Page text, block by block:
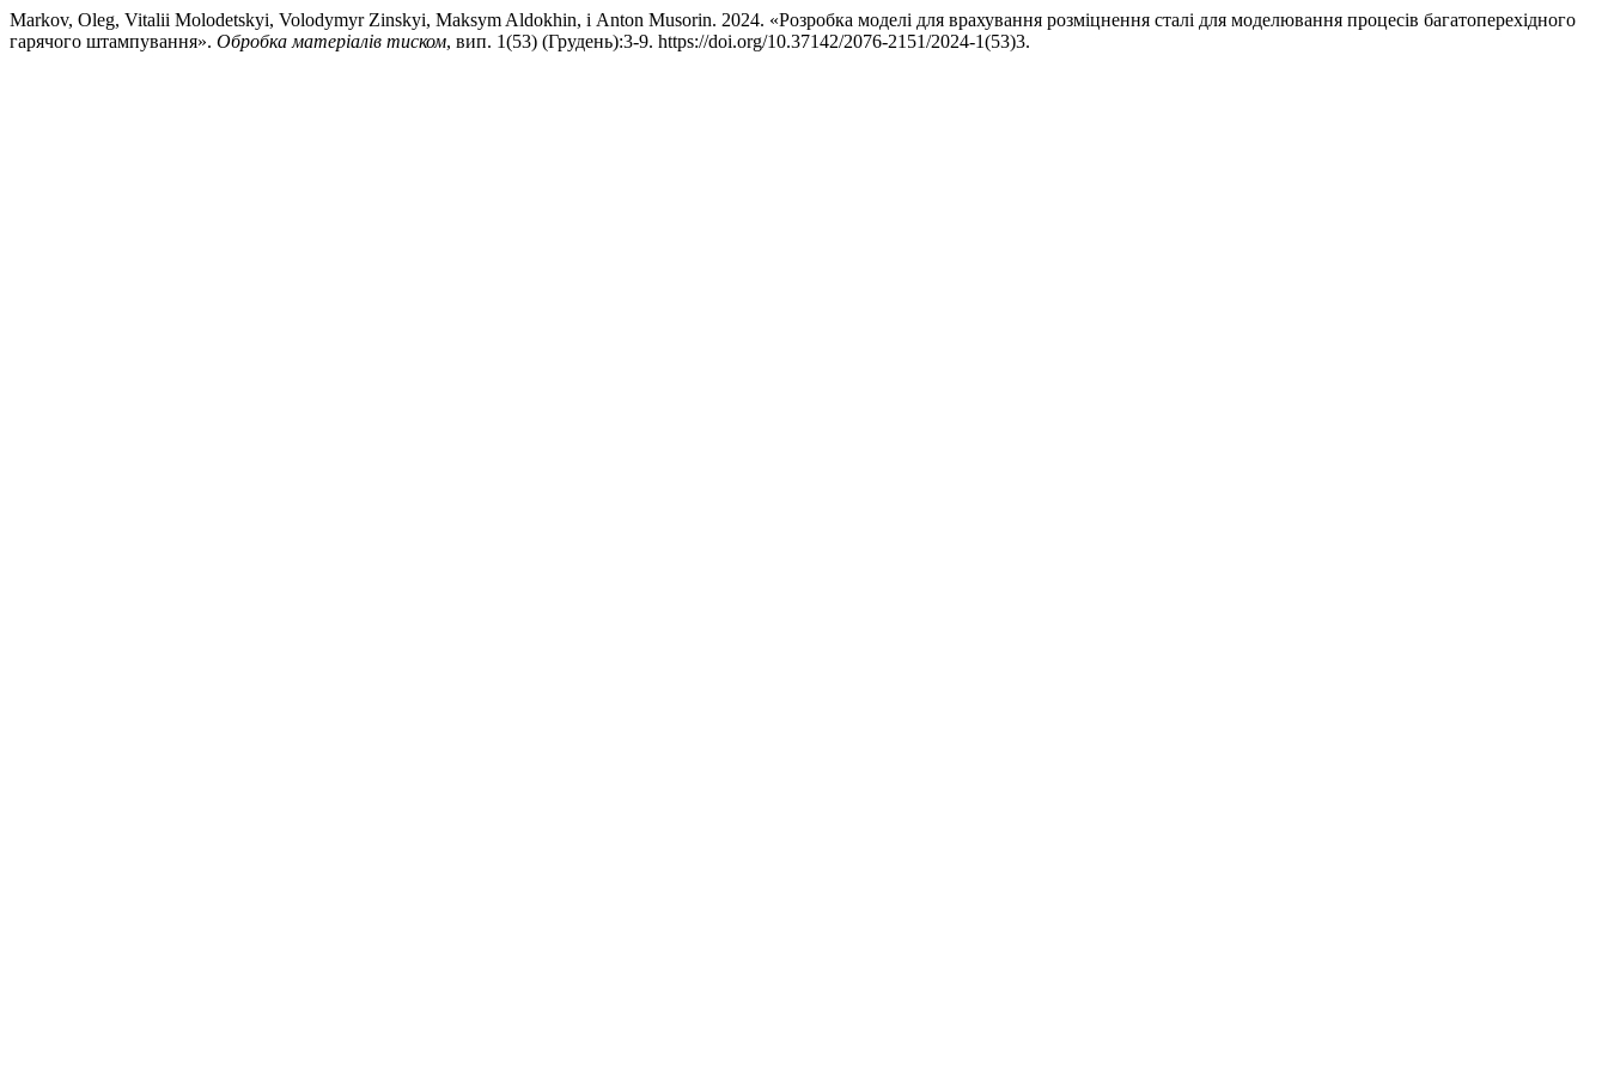
Markov, Oleg, Vitalii Molodetskyi, Volodymyr Zinskyi, Maksym Aldokhin, і Anton Musorin. 2024. «Розробка моделі для врахування розміцнення сталі для моделювання процесів багатоперехідного
гарячого штампування». Обробка матеріалів тиском, вип. 1(53) (Грудень):3-9. https://doi.org/10.37142/2076-2151/2024-1(53)3.